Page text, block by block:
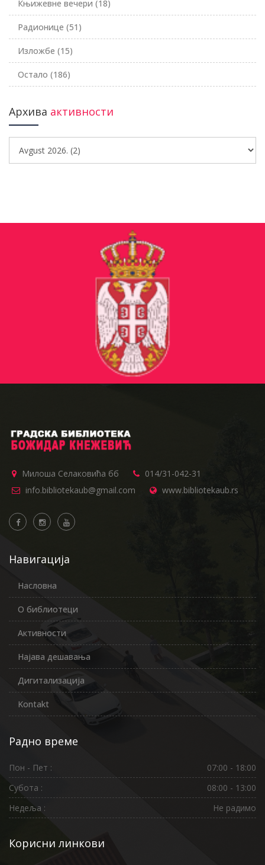
Књижевне вечери (18)
Радионице (51)
Изложбе (15)
Остало (186)
Архива активности
Милоша Селаковића бб
014/31-042-31
info.bibliotekaub@gmail.com
www.bibliotekaub.rs
Навигација
Насловна
О библиотеци
Активности
Најава дешавања
Дигитализација
Kontakt
Радно време
Пон - Пет :
07:00 - 18:00
Субота :
08:00 - 13:00
Недеља :
Не радимо
Корисни линкови